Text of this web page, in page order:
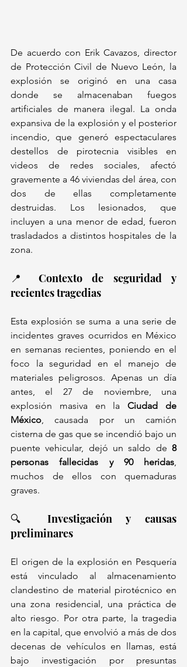
De acuerdo con Erik Cavazos, director
de Protección Civil de Nuevo León, la
explosión se originó en una casa
donde se almacenaban fuegos
artificiales de manera ilegal. La onda
expansiva de la explosión y el posterior
incendio, que generó espectaculares
destellos de pirotecnia visibles en
videos de redes sociales, afectó
gravemente a 46 viviendas del área, con
dos de ellas completamente
destruidas. Los lesionados, que
incluyen a una menor de edad, fueron
trasladados a distintos hospitales de la
zona.
📍 Contexto de seguridad y
recientes tragedias
Esta explosión se suma a una serie de
incidentes graves ocurridos en México
en semanas recientes, poniendo en el
foco la seguridad en el manejo de
materiales peligrosos. Apenas un día
antes, el 27 de noviembre, una
explosión masiva en la Ciudad de
México, causada por un camión
cisterna de gas que se incendió bajo un
puente vehicular, dejó un saldo de 8
personas fallecidas y 90 heridas,
muchos de ellos con quemaduras
graves.
🔍 Investigación y causas
preliminares
El origen de la explosión en Pesquería
está vinculado al almacenamiento
clandestino de material pirotécnico en
una zona residencial, una práctica de
alto riesgo. Por otra parte, la tragedia
en la capital, que envolvió a más de dos
decenas de vehículos en llamas, está
bajo investigación por presuntas